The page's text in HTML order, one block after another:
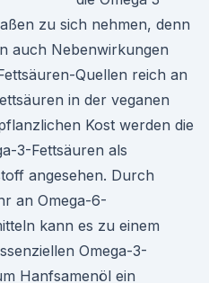
zu sich nehmen, denn
auch Nebenwirkungen
Quellen reich an
in der veganen
Kost werden die
3-Fettsäuren als
angesehen. Durch
an Omega-6-
kann es zu einem
Omega-3-
Hanfsamenöl ein